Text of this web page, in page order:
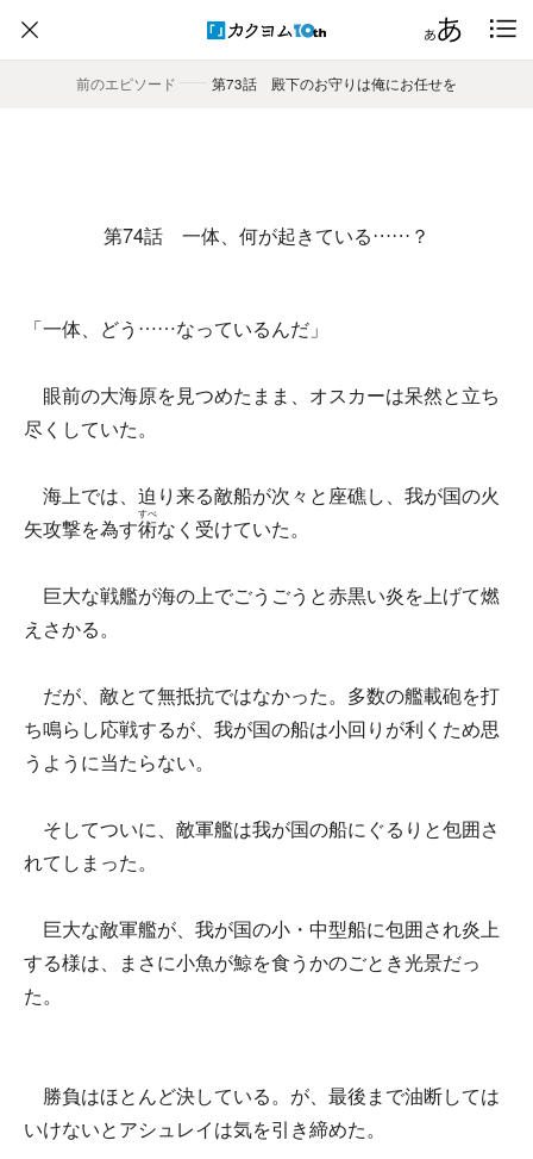
前のエピソード
―― 第73話 殿下のお守りは俺にお任せを
第74話 一体、何が起きている……？
「一体、どう……なっているんだ」
眼前の大海原を見つめたまま、オスカーは呆然と立ち
尽くしていた。
海上では、迫り来る敵船が次々と座礁し、我が国の火
矢攻撃を為す術
すべ
なく受けていた。
巨大な戦艦が海の上でごうごうと赤黒い炎を上げて燃
えさかる。
だが、敵とて無抵抗ではなかった。多数の艦載砲を打
ち鳴らし応戦するが、我が国の船は小回りが利くため思
うように当たらない。
そしてついに、敵軍艦は我が国の船にぐるりと包囲さ
れてしまった。
巨大な敵軍艦が、我が国の小・中型船に包囲され炎上
する様は、まさに小魚が鯨を食うかのごとき光景だっ
た。
勝負はほとんど決している。が、最後まで油断しては
いけないとアシュレイは気を引き締めた。